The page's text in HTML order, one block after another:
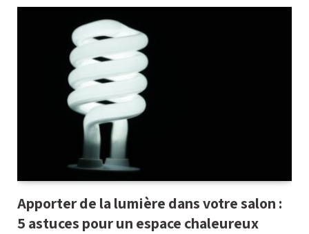
Apporter de la lumière dans votre salon :
5 astuces pour un espace chaleureux